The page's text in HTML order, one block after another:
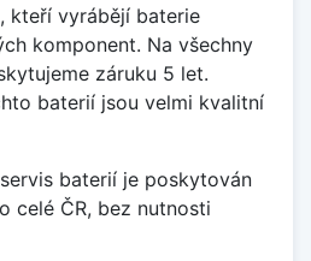
kteří vyrábějí baterie
komponent. Na všechny
záruku 5 let.
baterií jsou velmi kvalitní
baterií je poskytován
celé ČR, bez nutnosti